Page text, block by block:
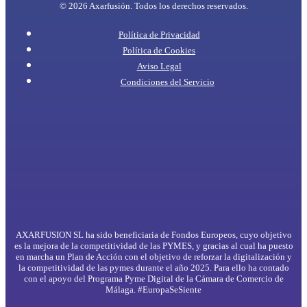
© 2026 Axarfusión. Todos los derechos reservados.
Política de Privacidad
Política de Cookies
Aviso Legal
Condiciones del Servicio
AXARFUSION SL ha sido beneficiaria de Fondos Europeos, cuyo objetivo
es la mejora de la competitividad de las PYMES, y gracias al cual ha puesto
en marcha un Plan de Acción con el objetivo de reforzar la digitalización y
la competitividad de las pymes durante el año 2025. Para ello ha contado
con el apoyo del Programa Pyme Digital de la Cámara de Comercio de
Málaga. #EuropaSeSiente